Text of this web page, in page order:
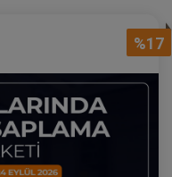
%17